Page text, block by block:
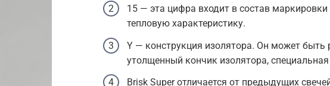
15 — эта цифра входит в состав
тепловую характеристику.
Y — конструкция изолятора. Он может быть
утолщенный кончик изолятора,
Brisk Super отличается от предыдущих